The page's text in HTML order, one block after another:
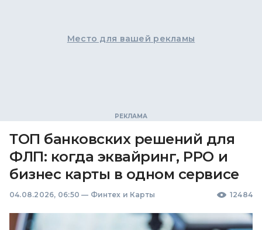
Место для вашей рекламы
ТОП банковских решений для
ФЛП: когда эквайринг, РРО и
бизнес карты в одном сервисе
04.08.2026, 06:50 — Финтех и Карты 12484